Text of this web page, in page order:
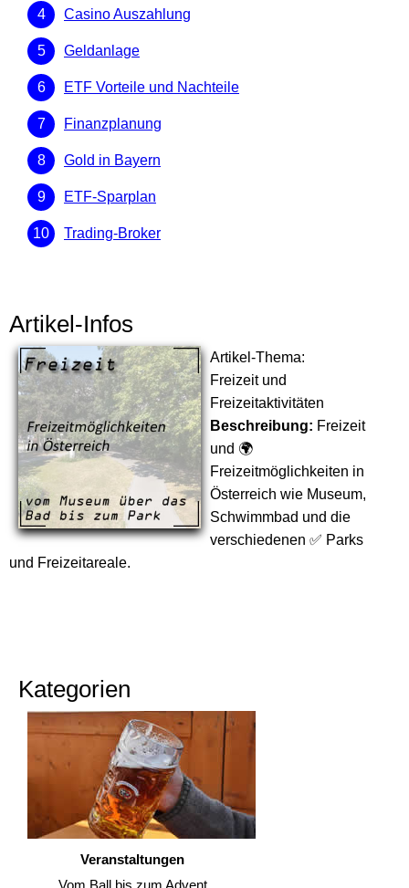
Casino Auszahlung
Geldanlage
ETF Vorteile und Nachteile
Finanzplanung
Gold in Bayern
ETF-Sparplan
Trading-Broker
Artikel-Infos
Artikel-Thema:
Freizeit und
Freizeitaktivitäten
Beschreibung: Freizeit
und 🌍
Freizeitmöglichkeiten in
Österreich wie Museum,
Schwimmbad und die
verschiedenen ✅ Parks
und Freizeitareale.
Kategorien
Veranstaltungen
Vom Ball bis zum Advent